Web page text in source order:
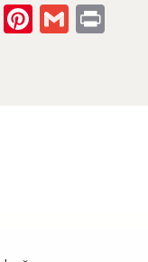
Pinterest
Gmail